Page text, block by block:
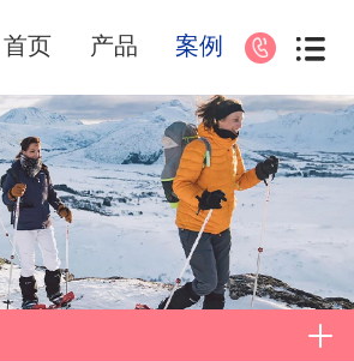
首页 产品 案例